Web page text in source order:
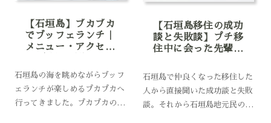
【石垣島】プカプカ
でブッフェランチ｜
メニュー・アクセス
石垣島の海を眺めながらブッフ
ェランチが楽しめるプカプカへ
行ってきました。プカプカの場
【石垣島移住の成功
談と失敗談】プチ移
住中に会った先輩移
石垣島で仲良くなった移住した
人から直接聞いた成功談と失敗
談。それから石垣島地元民の生